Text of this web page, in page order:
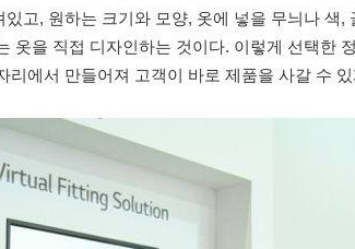
고, 원하는 크기와 모양, 옷에 넣을 무늬나 색,
옷을 직접 디자인하는 것이다. 이렇게 선택한
리에서 만들어져 고객이 바로 제품을 사갈 수